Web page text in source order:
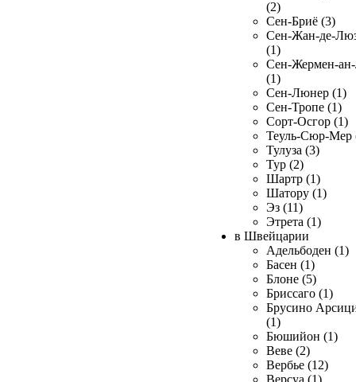
(2)
Сен-Бриё (3)
Сен-Жан-де-
(1)
Сен-Жермен-
(1)
Сен-Люнер (1)
Сен-Тропе (1)
Сорт-Осгор (1)
Теуль-Сюр-Мер
Тулуза (3)
Тур (2)
Шартр (1)
Шатору (1)
Эз (11)
Этрета (1)
в Швейцарии
Адельбоден (1)
Басен (1)
Блоне (5)
Бриссаго (1)
Брусино
(1)
Бюшийон (1)
Веве (2)
Вербье (12)
Версуа (1)